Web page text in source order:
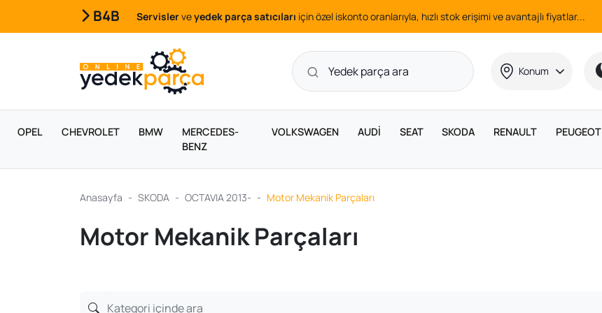
B4B Servislerveyedek parça satıcıları için özel iskonto oranlarıyla, hızlı stok erişimi ve avantajlı fiyatlar...
Konum
OPEL CHEVROLET BMW
MERCEDES-
BENZ
VOLKSWAGEN AUDİ SEAT SKODA RENAULT PEUGEOT
Anasayfa SKODA OCTAVIA 2013- Motor Mekanik Parçaları
Motor Mekanik Parçaları